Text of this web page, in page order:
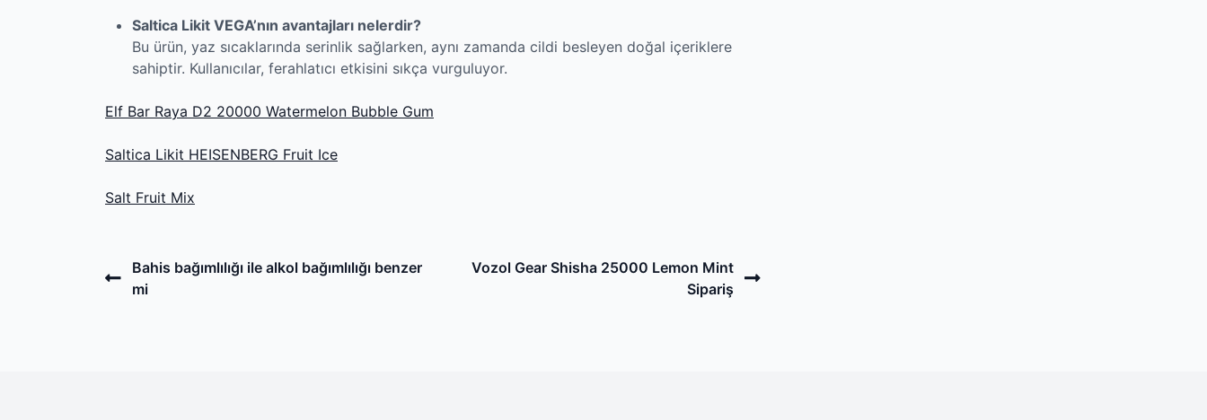
Saltica Likit VEGA’nın avantajları nelerdir?
Bu ürün, yaz sıcaklarında serinlik sağlarken, aynı zamanda cildi besleyen doğal içeriklere
sahiptir. Kullanıcılar, ferahlatıcı etkisini sıkça vurguluyor.
Elf Bar Raya D2 20000 Watermelon Bubble Gum
Saltica Likit HEISENBERG Fruit Ice
Salt Fruit Mix
Post
navigation
Previous
Post
Bahis bağımlılığı ile alkol bağımlılığı benzer
mi
Vozol Gear Shisha 25000 Lemon Mint
Sipariş